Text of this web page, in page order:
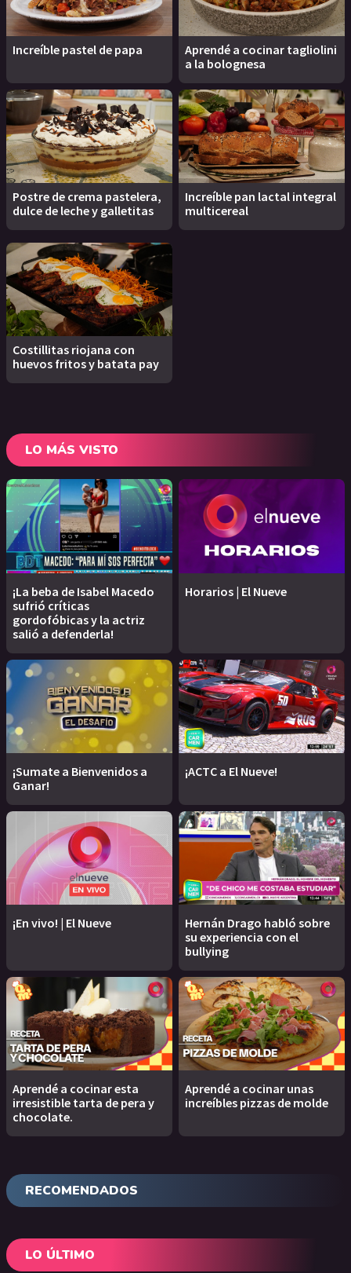
Increíble pastel de papa
Aprendé a cocinar tagliolini
a la bolognesa
Postre de crema pastelera,
dulce de leche y galletitas
Increíble pan lactal integral
multicereal
Costillitas riojana con
huevos fritos y batata pay
LO MÁS VISTO
¡La beba de Isabel Macedo
sufrió críticas
gordofóbicas y la actriz
salió a defenderla!
Horarios | El Nueve
¡Sumate a Bienvenidos a
Ganar!
¡ACTC a El Nueve!
¡En vivo! | El Nueve
Hernán Drago habló sobre
su experiencia con el
bullying
Aprendé a cocinar esta
irresistible tarta de pera y
chocolate.
Aprendé a cocinar unas
increíbles pizzas de molde
RECOMENDADOS
LO ÚLTIMO